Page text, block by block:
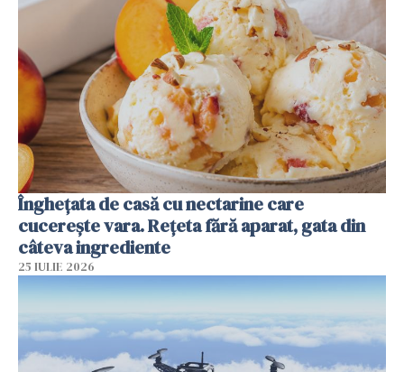
Înghețata de casă cu nectarine care
cucerește vara. Rețeta fără aparat, gata din
câteva ingrediente
25 IULIE 2026